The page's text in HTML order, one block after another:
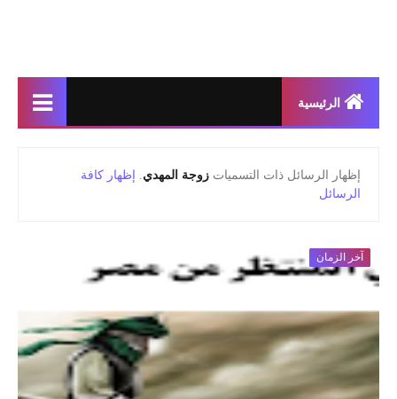
الرئيسية
‏إظهار الرسائل ذات التسميات زوجة المهدي. إظهار كافة
الرسائل
آخر الزمان